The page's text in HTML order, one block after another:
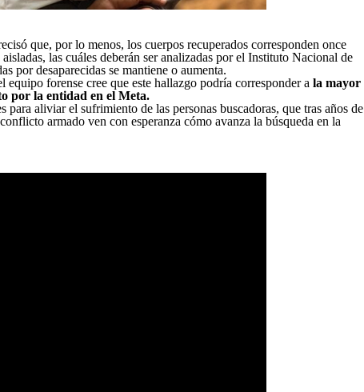
que, por lo menos, los cuerpos recuperados corresponden once
las cuáles deberán ser analizadas por el Instituto Nacional de
por desaparecidas se mantiene o aumenta.
forense cree que este hallazgo podría corresponder a la mayor
por la entidad en el Meta.
aliviar el sufrimiento de las personas buscadoras, que tras años de
armado ven con esperanza cómo avanza la búsqueda en la